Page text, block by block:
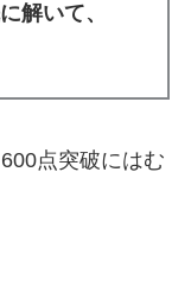
解いて、
点突破にはむ